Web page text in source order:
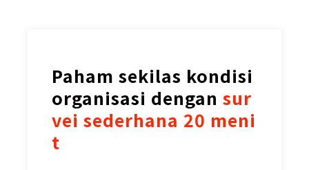
Paham sekilas kondisi
organisasi dengan sur
vei sederhana 20 meni
t